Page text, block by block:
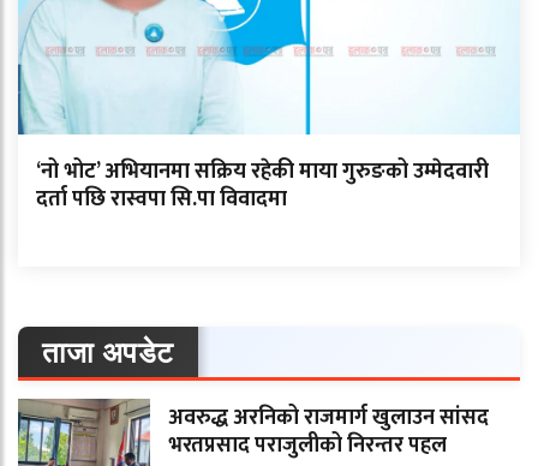
‘नो भोट’ अभियानमा सक्रिय रहेकी माया गुरुङको उम्मेदवारी
दर्ता पछि रास्वपा सि.पा विवादमा
ताजा अपडेट
अवरुद्ध अरनिको राजमार्ग खुलाउन सांसद
भरतप्रसाद पराजुलीको निरन्तर पहल